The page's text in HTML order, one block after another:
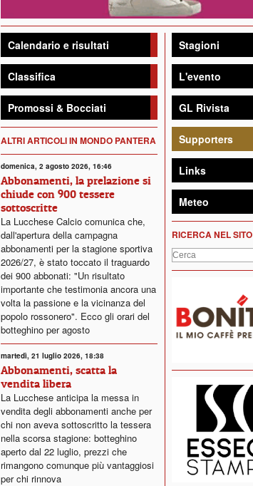
Calendario e risultati
Classifica
Promossi & Bocciati
ALTRI ARTICOLI IN MONDO PANTERA
domenica, 2 agosto 2026, 16:46
Abbonamenti, la prelazione si
chiude con 900 tessere
sottoscritte
La Lucchese Calcio comunica che,
dall'apertura della campagna
abbonamenti per la stagione sportiva
2026/27, è stato toccato il traguardo
dei 900 abbonati: "Un risultato
importante che testimonia ancora una
volta la passione e la vicinanza del
popolo rossonero". Ecco gli orari del
botteghino per agosto
martedì, 21 luglio 2026, 18:38
Abbonamenti, scatta la
vendita libera
La Lucchese anticipa la messa in
vendita degli abbonamenti anche per
chi non aveva sottoscritto la tessera
nella scorsa stagione: botteghino
aperto dal 22 luglio, prezzi che
rimangono comunque più vantaggiosi
per chi rinnova
Stagioni
L'evento
GL Rivista
Supporters
Links
Meteo
RICERCA NEL SITO